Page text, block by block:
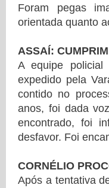
Foram pegas
orientada quanto
ASSAÍ:
A equipe policial
expedido pela
contido no
anos, foi dada
encontrado, foi
desfavor. Foi
CORNÉLIO
Após a tentativa